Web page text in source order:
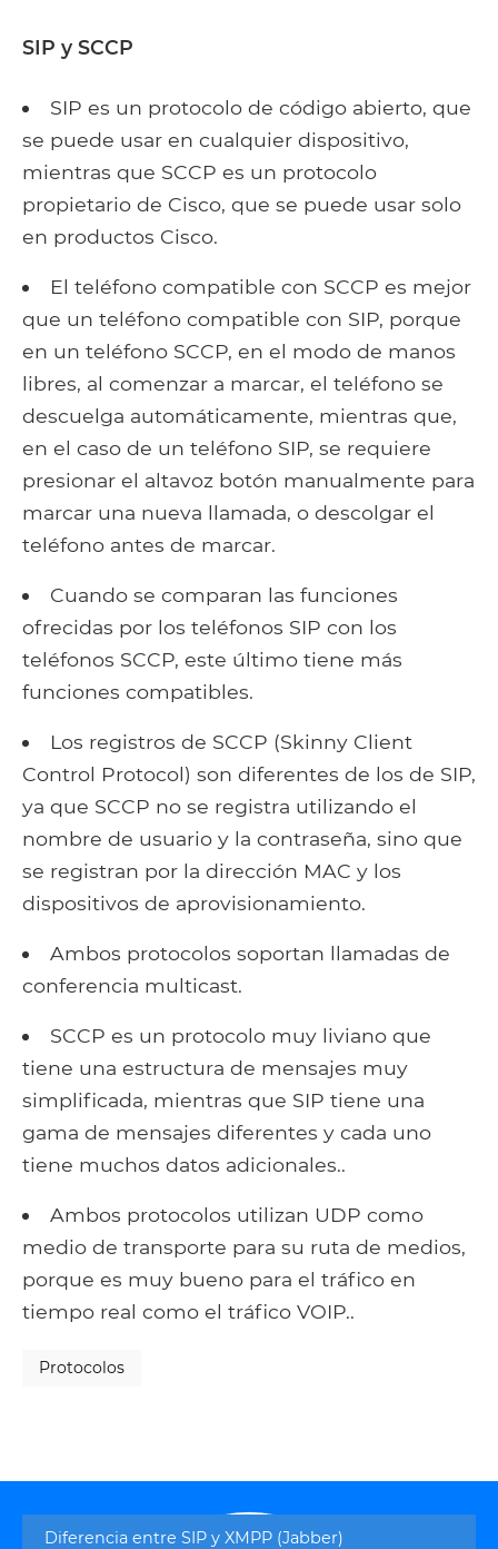
SIP y SCCP
SIP es un protocolo de código abierto, que
se puede usar en cualquier dispositivo,
mientras que SCCP es un protocolo
propietario de Cisco, que se puede usar solo
en productos Cisco.
El teléfono compatible con SCCP es mejor
que un teléfono compatible con SIP, porque
en un teléfono SCCP, en el modo de manos
libres, al comenzar a marcar, el teléfono se
descuelga automáticamente, mientras que,
en el caso de un teléfono SIP, se requiere
presionar el altavoz botón manualmente para
marcar una nueva llamada, o descolgar el
teléfono antes de marcar.
Cuando se comparan las funciones
ofrecidas por los teléfonos SIP con los
teléfonos SCCP, este último tiene más
funciones compatibles.
Los registros de SCCP (Skinny Client
Control Protocol) son diferentes de los de SIP,
ya que SCCP no se registra utilizando el
nombre de usuario y la contraseña, sino que
se registran por la dirección MAC y los
dispositivos de aprovisionamiento.
Ambos protocolos soportan llamadas de
conferencia multicast.
SCCP es un protocolo muy liviano que
tiene una estructura de mensajes muy
simplificada, mientras que SIP tiene una
gama de mensajes diferentes y cada uno
tiene muchos datos adicionales..
Ambos protocolos utilizan UDP como
medio de transporte para su ruta de medios,
porque es muy bueno para el tráfico en
tiempo real como el tráfico VOIP..
Protocolos
Diferencia entre SIP y XMPP (Jabber)